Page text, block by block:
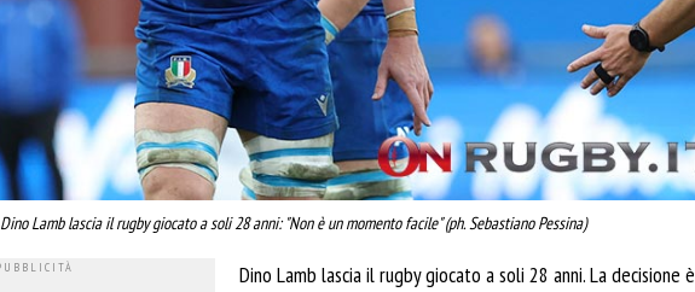
Dino Lamb lascia il rugby giocato a soli 28 anni: "Non è un momento facile" (ph. Sebastiano Pessina)
Dino Lamb lascia il rugby giocato a soli 28 anni. La decisione è